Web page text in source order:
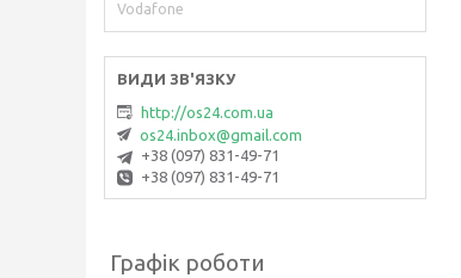
Vodafone
http://os24.com.ua
os24.inbox@gmail.com
+38 (097) 831-49-71
+38 (097) 831-49-71
Графік роботи